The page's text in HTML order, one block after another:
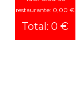
restaurante: 0,00 €
Total: 0 €